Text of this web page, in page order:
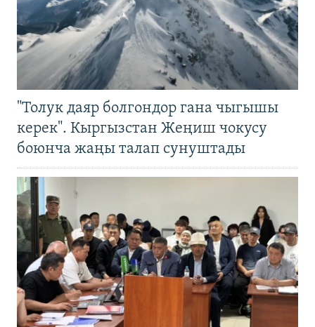
"Толук даяр болгондор гана чыгышы
керек". Кыргызстан Жеңиш чокусу
боюнча жаңы талап сунуштады